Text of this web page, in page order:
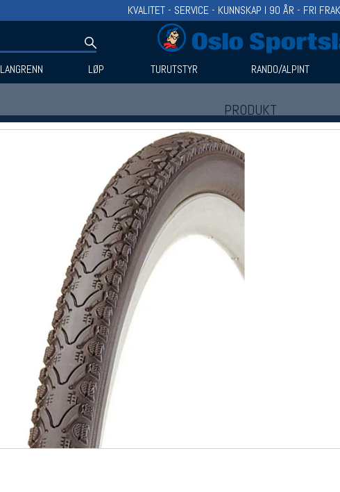
KVALITET - SERVICE - KUNNSKAP I 90 ÅR - FRI
LANGRENN LØP TURUTSTYR RANDO/ALPINT
PRODUKT
Produkter (1)
Bruk filter til å spisse søket